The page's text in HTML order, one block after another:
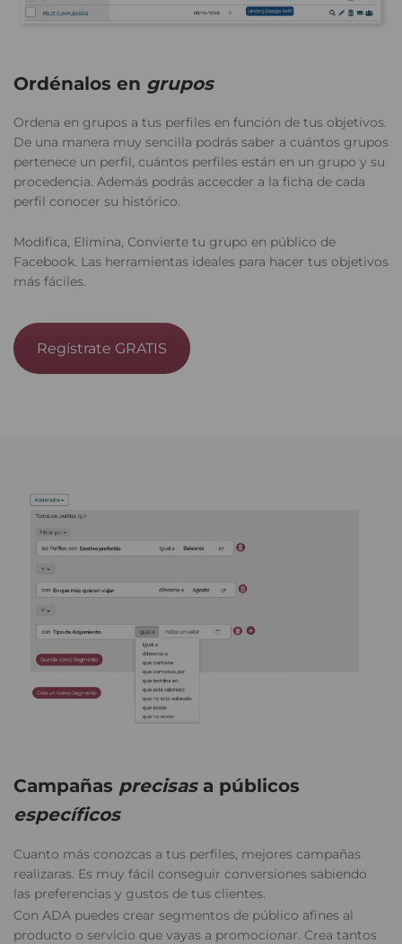
Ordénalos en grupos
Ordena en grupos a tus perfiles en función de tus objetivos.
De una manera muy sencilla podrás saber a cuántos grupos
pertenece un perfil, cuántos perfiles están en un grupo y su
procedencia. Además podrás accecder a la ficha de cada
perfil conocer su histórico.
Modifica, Elimina, Convierte tu grupo en público de
Facebook. Las herramientas ideales para hacer tus objetivos
más fáciles.
Regístrate GRATIS
Campañas precisas a públicos
específicos
Cuanto más conozcas a tus perfiles, mejores campañas
realizaras. Es muy fácil conseguir conversiones sabiendo
las preferencias y gustos de tus clientes.
Con ADA puedes crear segmentos de público afines al
producto o servicio que vayas a promocionar. Crea tantos